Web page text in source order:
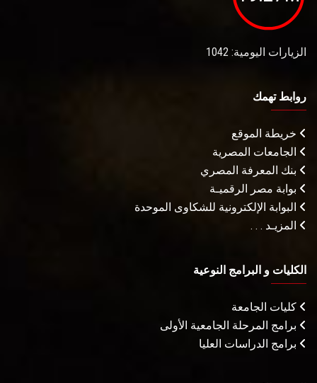
الزيارات اليومية: 1042
روابط تهمك
خريطة الموقع
الجامعات المصرية
بنك المعرفة المصري
بوابة مصر الرقميـة
البوابة الإلكترونية للشكاوى الموحدة
المزيـد . . .
الكليات و البرامج النوعية
كليات الجامعة
برامج المرحلة الجامعية الأولى
برامج الدراسات العليا